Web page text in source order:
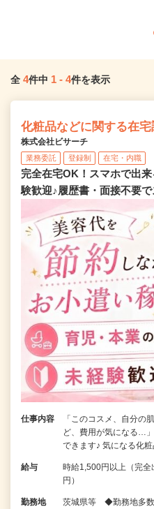
全 4件中 1 - 4件を表示
化粧品などに関する在
株式会社ビサーチ
業務委託 登録制 在宅・内職
完全在宅OK！スマホで出
験歓迎♪履歴書・面接不要
仕事内容
「このコスメ、自分の
ど、費用が気になる…
できます♪ 気になる化
給与
時給1,500円以上（完
円）
勤務地
茨城県等 ◆勤務地多数